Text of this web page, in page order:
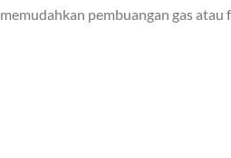
pembuangan gas atau